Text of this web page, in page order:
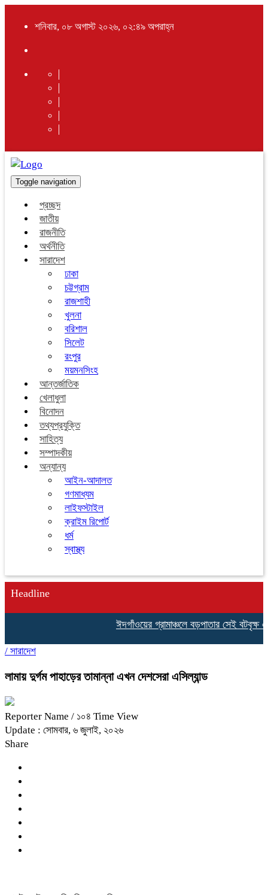
শনিবার, ০৮ অগাস্ট ২০২৬, ০২:৪৯ অপরাহ্ন
Toggle navigation
প্রচ্ছদ
জাতীয়
রাজনীতি
অর্থনীতি
সারাদেশ
ঢাকা
চট্টগ্রাম
রাজশাহী
খুলনা
বরিশাল
সিলেট
রংপুর
ময়মনসিংহ
আন্তর্জাতিক
খেলাধুলা
বিনোদন
তথ্যপ্রযুক্তি
সাহিত্য
সম্পাদকীয়
অন্যান্য
আইন-আদালত
গণমাধ্যম
লাইফস্টাইল
ক্রাইম রিপোর্ট
ধর্ম
স্বাস্থ্য
Headline
ঈদগাঁওয়ের গ্রামাঞ্চলে বড়পাতার সেই বটবৃক্ষ
/ সারাদেশ
লামায় দুর্গম পাহাড়ের তামান্না এখন দেশসেরা এসিল্যান্ড
Reporter Name / ১০৪ Time View
Update : সোমবার, ৬ জুলাই, ২০২৬
Share